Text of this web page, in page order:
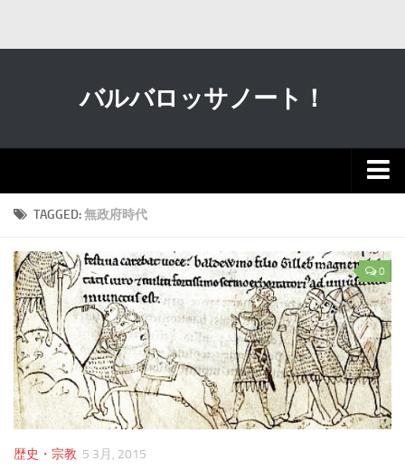
バルバロッサノート！
新着
クルマ
軍事
歴史・宗教
科学
ガンダム
音楽
TAGGED:無政府時代
0
歴史・宗教 5 3月, 2015